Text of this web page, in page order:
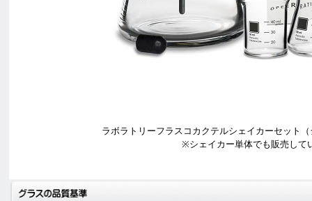
ラボラトリーフラスコカクテルシェイカーセッ
※シェイカー単体でも販売して